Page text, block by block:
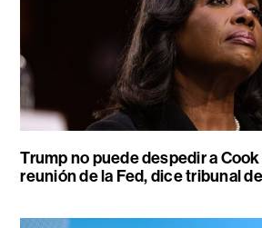
Trump no puede despedir a
reunión de la Fed, dice tribunal